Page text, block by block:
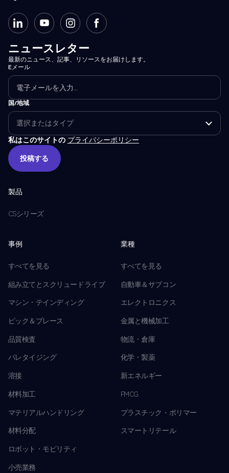
ニュースレター
最新のニュース、記事、リソースをお届けします。
Eメール
国/地域
私はこのサイトの プライバシーポリシー
投稿する
投稿する
製品
CSシリーズ
事例
すべてを見る
組み立てとスクリュードライブ
マシン・テインディング
ピック＆プレース
品質検査
パレタイジング
溶接
材料加工
マテリアルハンドリング
材料分配
ロボット・モビリティ
小売業務
業種
すべてを見る
自動車＆サブコン
エレクトロニクス
金属と機械加工
物流・倉庫
化学・製薬
新エネルギー
FMCG
プラスチック・ポリマー
スマートリテール